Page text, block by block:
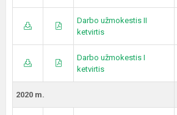
Darbo užmokestis II
ketvirtis
Darbo užmokestis I
ketvirtis
2020 m.